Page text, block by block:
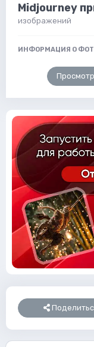
Midjourney
изображений
ИНФОРМАЦИЯ О